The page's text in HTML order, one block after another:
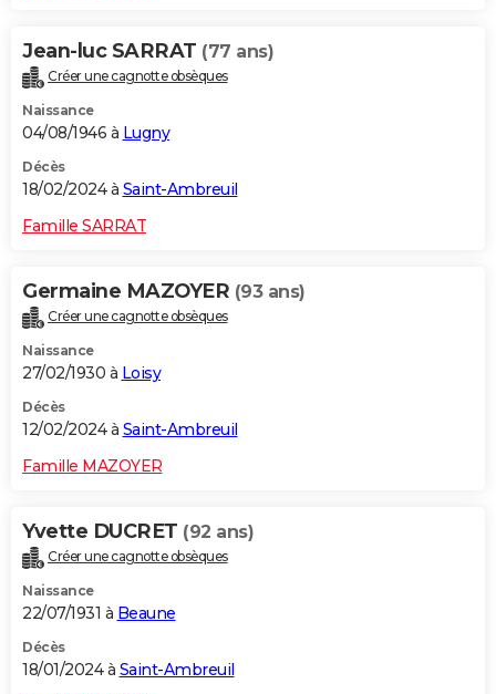
Jean-luc SARRAT (77 ans)
Créer une cagnotte obsèques
Naissance
04/08/1946 à Lugny
Décès
18/02/2024 à Saint-Ambreuil
Famille SARRAT
Germaine MAZOYER (93 ans)
Créer une cagnotte obsèques
Naissance
27/02/1930 à Loisy
Décès
12/02/2024 à Saint-Ambreuil
Famille MAZOYER
Yvette DUCRET (92 ans)
Créer une cagnotte obsèques
Naissance
22/07/1931 à Beaune
Décès
18/01/2024 à Saint-Ambreuil